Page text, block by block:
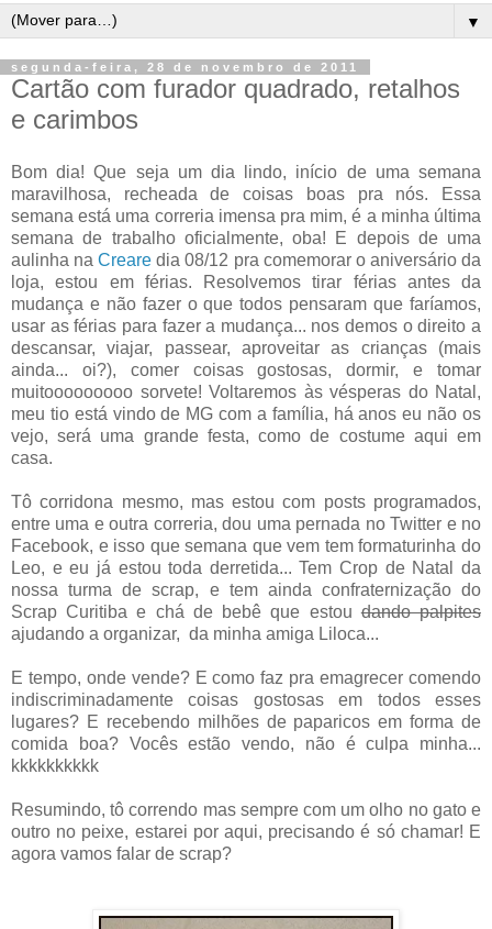
▼
segunda-feira, 28 de novembro de 2011
Cartão com furador quadrado, retalhos
e carimbos
Bom dia! Que seja um dia lindo, início de uma semana
maravilhosa, recheada de coisas boas pra nós. Essa
semana está uma correria imensa pra mim, é a minha última
semana de trabalho oficialmente, oba! E depois de uma
aulinha naCreare dia 08/12 pra comemorar o aniversário da
loja, estou em férias. Resolvemos tirar férias antes da
mudança e não fazer o que todos pensaram que faríamos,
usar as férias para fazer a mudança... nos demos o direito a
descansar, viajar, passear, aproveitar as crianças (mais
ainda... oi?), comer coisas gostosas, dormir, e tomar
muitooooooooo sorvete! Voltaremos às vésperas do Natal,
meu tio está vindo de MG com a família, há anos eu não os
vejo, será uma grande festa, como de costume aqui em
casa.
Tô corridona mesmo, mas estou com posts programados,
entre uma e outra correria, dou uma pernada no Twitter e no
Facebook, e isso que semana que vem tem formaturinha do
Leo, e eu já estou toda derretida... Tem Crop de Natal da
nossa turma de scrap, e tem ainda confraternização do
Scrap Curitiba e chá de bebê que estoudando palpites
ajudando a organizar, da minha amiga Liloca...
E tempo, onde vende? E como faz pra emagrecer comendo
indiscriminadamente coisas gostosas em todos esses
lugares? E recebendo milhões de paparicos em forma de
comida boa? Vocês estão vendo, não é culpa minha...
kkkkkkkkkk
Resumindo, tô correndo mas sempre com um olho no gato e
outro no peixe, estarei por aqui, precisando é só chamar! E
agora vamos falar de scrap?